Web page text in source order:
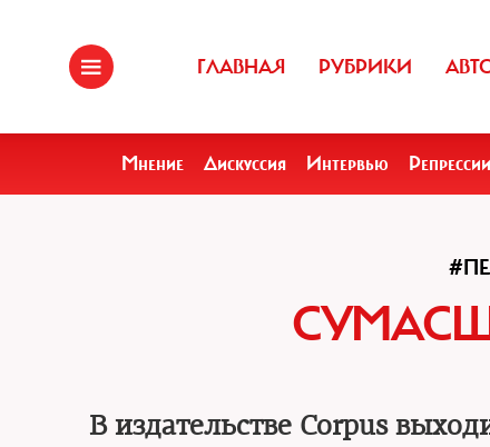
ГЛАВНАЯ РУБРИКИ
Мнение Дискуссия Интервью Репрессии
В издательстве Corpus